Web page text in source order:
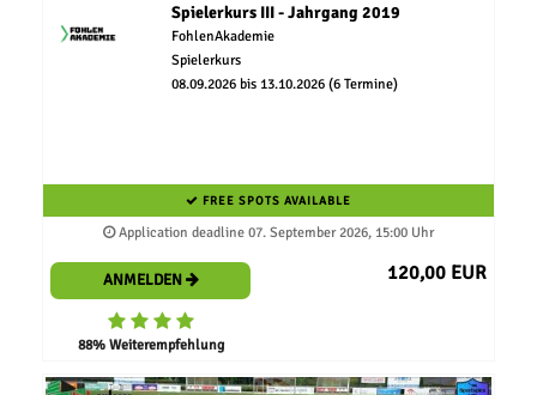
Spielerkurs III - Jahrgang 2019
FohlenAkademie
Spielerkurs
08.09.2026 bis 13.10.2026 (6 Termine)
FREE SPOTS AVAILABLE
Application deadline 07. September 2026, 15:00 Uhr
ANMELDEN
88% Weiterempfehlung
120,00 EUR